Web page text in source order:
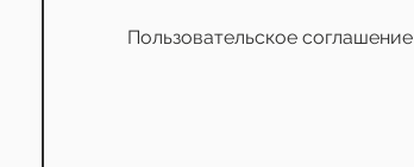
Пользовательское соглашение